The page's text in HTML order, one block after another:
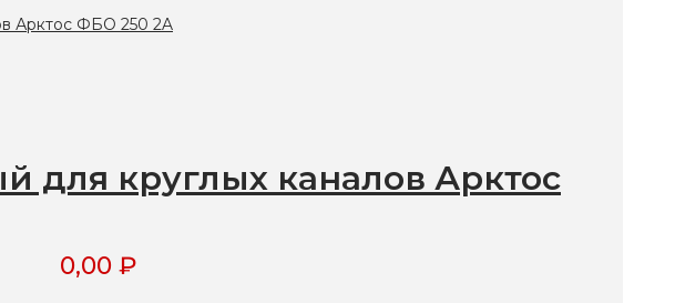
для круглых каналов Арктос
0,00 ₽